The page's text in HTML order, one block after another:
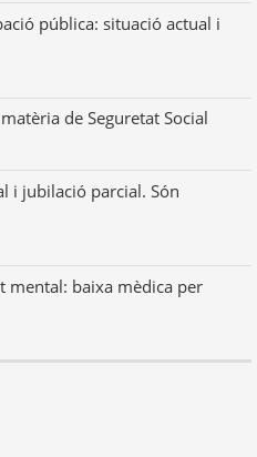
pública: situació actual i
de Seguretat Social
i jubilació parcial. Són
mental: baixa mèdica per